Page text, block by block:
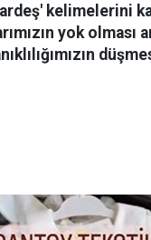
kelimelerini
yok olması